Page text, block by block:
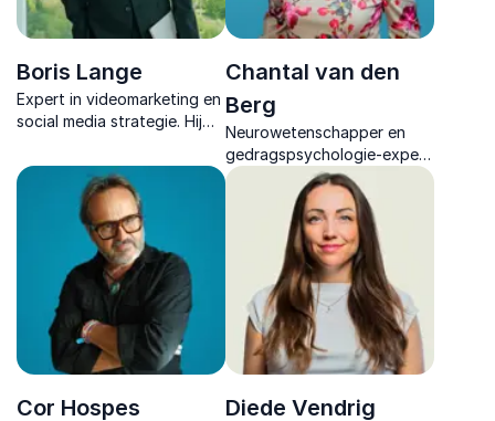
Boris Lange
Expert in videomarketing en
social media strategie. Hij
virale video’s en hoe je
video slim inzet voor
maximale impact.
Chantal van den
Berg
Neurowetenschapper en
gedragspsychologie-expert
die inzichten vertaalt naar
direct toepasbare
strategieën voor
leiderschap, marketing en
efficiëntie.
Cor Hospes Diede Vendrig